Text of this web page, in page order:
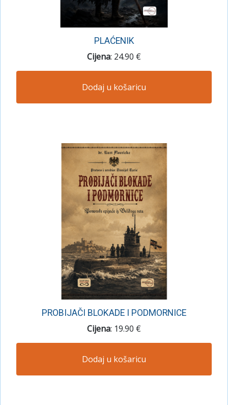
PLAĆENIK
Cijena: 24.90 €
Dodaj u košaricu
PROBIJAČI BLOKADE I PODMORNICE
Cijena: 19.90 €
Dodaj u košaricu